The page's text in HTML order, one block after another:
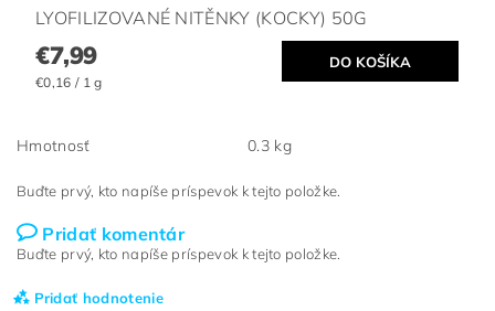
LYOFILIZOVANÉ NITĚNKY (KOCKY) 50G
€7,99
€0,16 / 1 g
Hmotnosť 0.3 kg
Buďte prvý, kto napíše príspevok k tejto položke.
Pridať komentár
Buďte prvý, kto napíše príspevok k tejto položke.
Pridať hodnotenie